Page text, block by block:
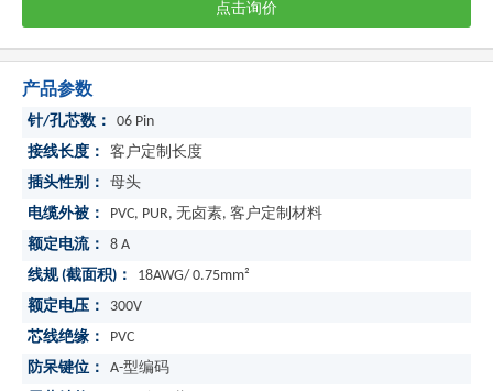
点击询价
产品参数
针/孔芯数：
06 Pin
接线长度：
客户定制长度
插头性别：
母头
电缆外被：
PVC, PUR, 无卤素, 客户定制材料
额定电流：
8 A
线规 (截面积)：
18AWG/ 0.75mm²
额定电压：
300V
芯线绝缘：
PVC
防呆键位：
A-型编码